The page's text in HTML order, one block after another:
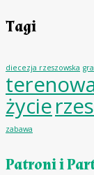
Tagi
diecezja rzeszowska
życie
zabawa
Patroni i